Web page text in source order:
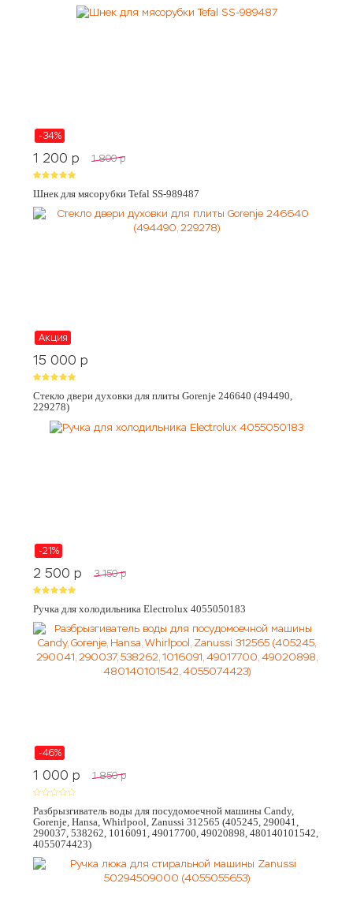
-34%
1 200 p 1 800 p
Шнек для мясорубки Tefal SS-989487
Акция
15 000 p
Стекло двери духовки для плиты Gorenje 246640 (494490,
229278)
-21%
2 500 p 3 150 p
Ручка для холодильника Electrolux 4055050183
-46%
1 000 p 1 850 p
Разбрызгиватель воды для посудомоечной машины Candy,
Gorenje, Hansa, Whirlpool, Zanussi 312565 (405245, 290041,
290037, 538262, 1016091, 49017700, 49020898, 480140101542,
4055074423)